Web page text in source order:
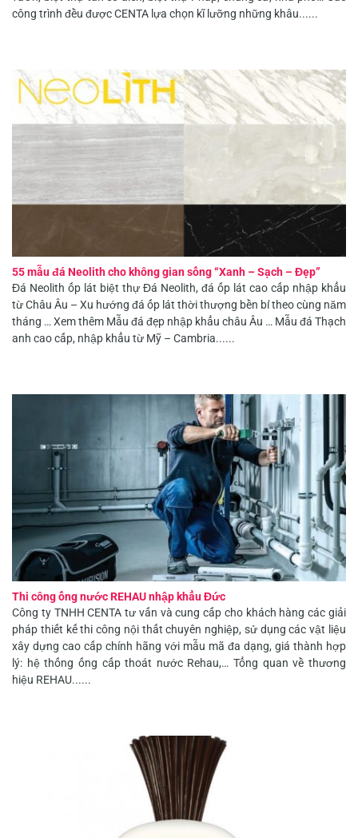
công trình đều được CENTA lựa chọn kĩ lưỡng những khâu......
55 mẫu đá Neolith cho không gian sống “Xanh – Sạch – Đẹp”
Đá Neolith ốp lát biệt thự Đá Neolith, đá ốp lát cao cấp nhập khẩu
từ Châu Âu – Xu hướng đá ốp lát thời thượng bền bỉ theo cùng năm
tháng … Xem thêm Mẫu đá đẹp nhập khẩu châu Âu … Mẫu đá Thạch
anh cao cấp, nhập khẩu từ Mỹ – Cambria......
Thi công ống nước REHAU nhập khẩu Đức
Công ty TNHH CENTA tư vấn và cung cấp cho khách hàng các giải
pháp thiết kế thi công nội thất chuyên nghiệp, sử dụng các vật liệu
xây dựng cao cấp chính hãng với mẫu mã đa dạng, giá thành hợp
lý: hệ thống ống cấp thoát nước Rehau,… Tổng quan về thương
hiệu REHAU......